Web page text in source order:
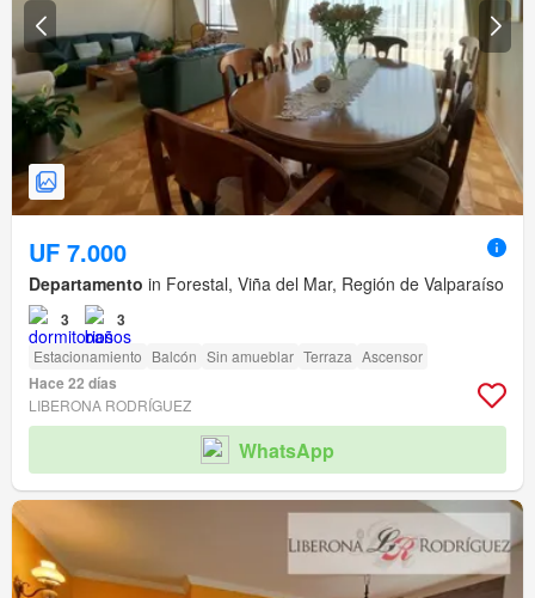
UF 7.000
Departamento in Forestal, Viña del Mar, Región de Valparaíso
3 3
Estacionamiento Balcón Sin amueblar Terraza Ascensor
Hace 22 días
LIBERONA RODRÍGUEZ
WhatsApp